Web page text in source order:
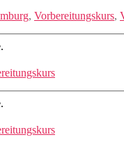
, Vorbereitungskurs,